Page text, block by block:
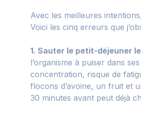
Avec les meilleures
Voici les cinq erreurs que
1. Sauter le petit-déjeuner
l’organisme à puiser dans
concentration, risque de
flocons d’avoine, un fruit et
30 minutes avant peut déjà